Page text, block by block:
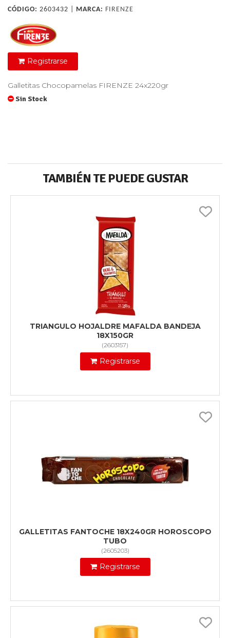
CÓDIGO: 2603432 | MARCA: FIRENZE
Registrarse
Galletitas Chocopamelas FIRENZE 24x220gr
Sin Stock
TAMBIÉN TE PUEDE GUSTAR
TRIANGULO HOJALDRE MAFALDA BANDEJA
18X150GR
(2603157)
Registrarse
GALLETITAS FANTOCHE 18X240GR HOROSCOPO
TUBO
(2605203)
Registrarse